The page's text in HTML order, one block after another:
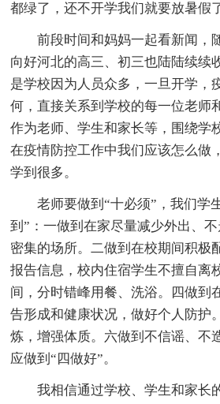
都绿了，还不开学我们就要放暑
前段时间和妈妈一起看新闻，
向好河北的高三、初三也陆陆续续
是学校因为人员众多，一旦开学，
何，直接关系到学校的每一位老师
作为老师、学生和家长等，围绕学
在疫情防控工作中我们应该怎么做
学到很多。
老师要做到“十必须”，我们学
到”：一做到在家尽量减少外出、
密集的场所。二做到在校期间积极
报告信息，校内住宿学生不擅自离
间，分时错峰用餐、洗浴。四做到
告形成和健康状况，做好个人防护
炼，增强体质。六做到不信谣、不
应做到“四做好”。
我相信通过学校、学生和家长